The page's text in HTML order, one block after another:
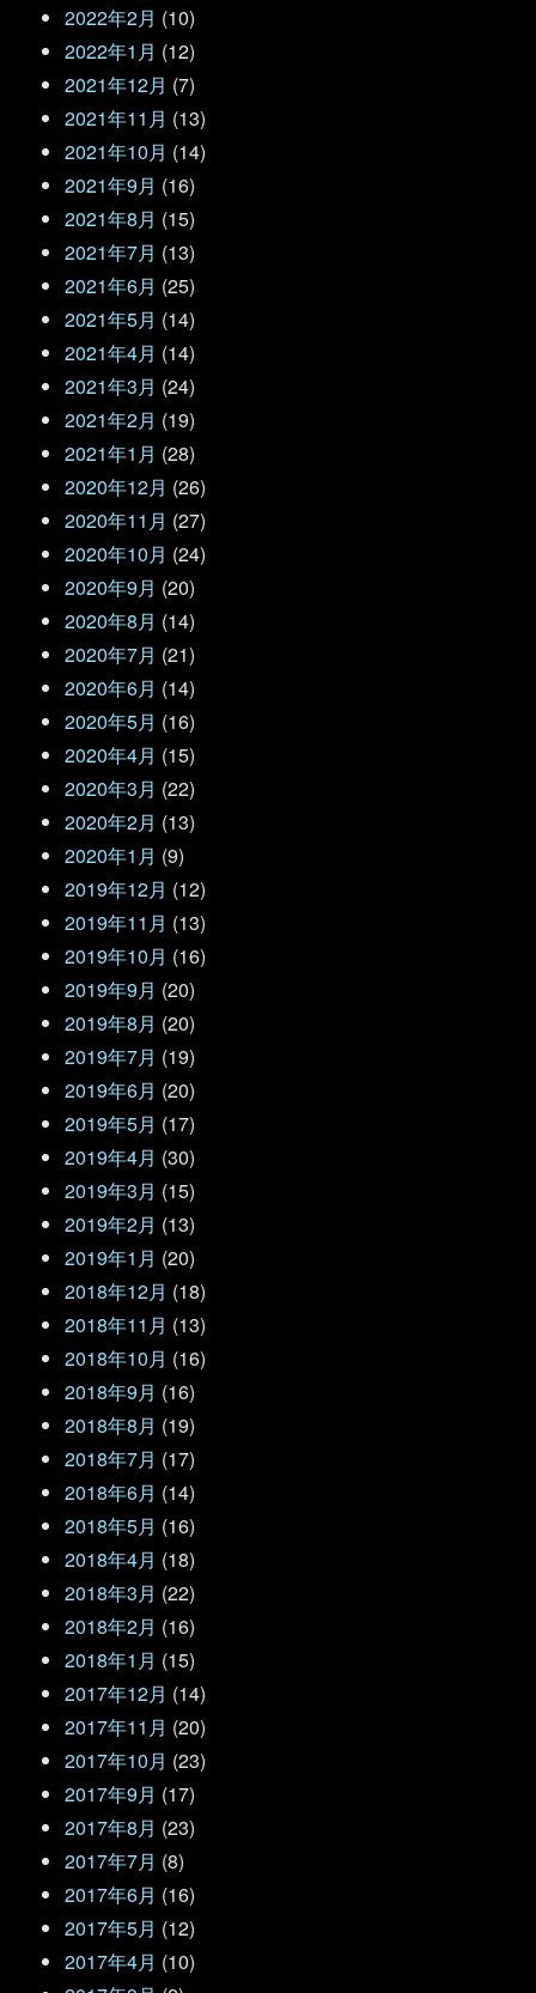
2022年2月 (10)
2022年1月 (12)
2021年12月 (7)
2021年11月 (13)
2021年10月 (14)
2021年9月 (16)
2021年8月 (15)
2021年7月 (13)
2021年6月 (25)
2021年5月 (14)
2021年4月 (14)
2021年3月 (24)
2021年2月 (19)
2021年1月 (28)
2020年12月 (26)
2020年11月 (27)
2020年10月 (24)
2020年9月 (20)
2020年8月 (14)
2020年7月 (21)
2020年6月 (14)
2020年5月 (16)
2020年4月 (15)
2020年3月 (22)
2020年2月 (13)
2020年1月 (9)
2019年12月 (12)
2019年11月 (13)
2019年10月 (16)
2019年9月 (20)
2019年8月 (20)
2019年7月 (19)
2019年6月 (20)
2019年5月 (17)
2019年4月 (30)
2019年3月 (15)
2019年2月 (13)
2019年1月 (20)
2018年12月 (18)
2018年11月 (13)
2018年10月 (16)
2018年9月 (16)
2018年8月 (19)
2018年7月 (17)
2018年6月 (14)
2018年5月 (16)
2018年4月 (18)
2018年3月 (22)
2018年2月 (16)
2018年1月 (15)
2017年12月 (14)
2017年11月 (20)
2017年10月 (23)
2017年9月 (17)
2017年8月 (23)
2017年7月 (8)
2017年6月 (16)
2017年5月 (12)
2017年4月 (10)